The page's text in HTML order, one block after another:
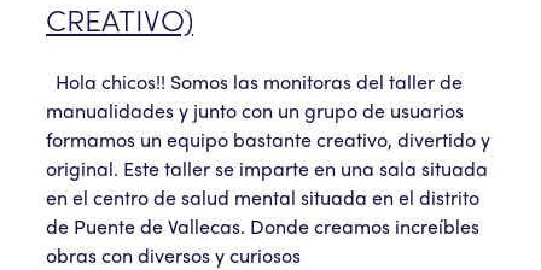
CREATIVO)
Hola chicos!! Somos las monitoras del taller de
manualidades y junto con un grupo de usuarios
formamos un equipo bastante creativo, divertido y
original. Este taller se imparte en una sala situada
en el centro de salud mental situada en el distrito
de Puente de Vallecas. Donde creamos increíbles
obras con diversos y curiosos